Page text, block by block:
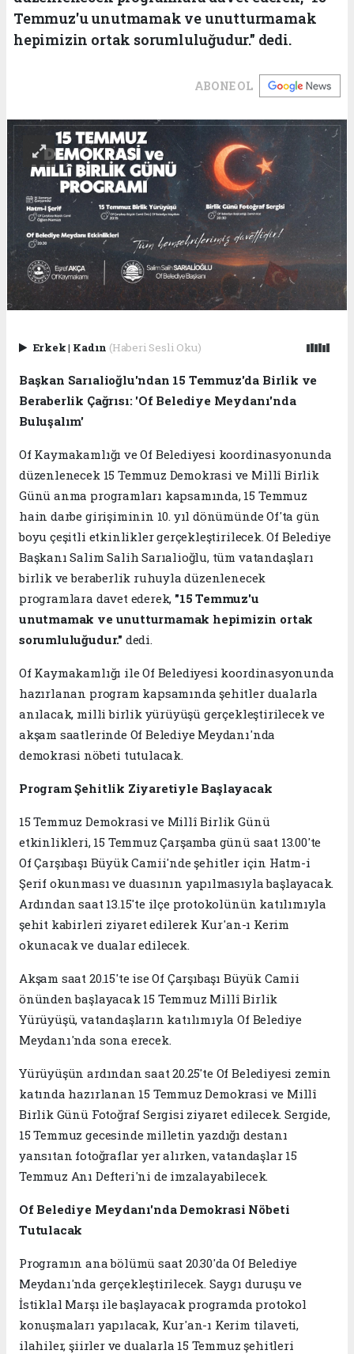
Temmuz'u unutmamak ve unutturmamak
hepimizin ortak sorumluluğudur." dedi.
ABONE OL
Erkek| Kadın (Haberi Sesli Oku)
Başkan Sarıalioğlu'ndan 15 Temmuz'da Birlik ve
Beraberlik Çağrısı: 'Of Belediye Meydanı'nda
Buluşalım'
Of Kaymakamlığı ve Of Belediyesi koordinasyonunda
düzenlenecek 15 Temmuz Demokrasi ve Millî Birlik
Günü anma programları kapsamında, 15 Temmuz
hain darbe girişiminin 10. yıl dönümünde Of'ta gün
boyu çeşitli etkinlikler gerçekleştirilecek. Of Belediye
Başkanı Salim Salih Sarıalioğlu, tüm vatandaşları
birlik ve beraberlik ruhuyla düzenlenecek
programlara davet ederek, "15 Temmuz'u
unutmamak ve unutturmamak hepimizin ortak
sorumluluğudur." dedi.
Of Kaymakamlığı ile Of Belediyesi koordinasyonunda
hazırlanan program kapsamında şehitler dualarla
anılacak, milli birlik yürüyüşü gerçekleştirilecek ve
akşam saatlerinde Of Belediye Meydanı'nda
demokrasi nöbeti tutulacak.
Program Şehitlik Ziyaretiyle Başlayacak
15 Temmuz Demokrasi ve Millî Birlik Günü
etkinlikleri, 15 Temmuz Çarşamba günü saat 13.00'te
Of Çarşıbaşı Büyük Camii'nde şehitler için Hatm-i
Şerif okunması ve duasının yapılmasıyla başlayacak.
Ardından saat 13.15'te ilçe protokolünün katılımıyla
şehit kabirleri ziyaret edilerek Kur'an-ı Kerim
okunacak ve dualar edilecek.
Akşam saat 20.15'te ise Of Çarşıbaşı Büyük Camii
önünden başlayacak 15 Temmuz Millî Birlik
Yürüyüşü, vatandaşların katılımıyla Of Belediye
Meydanı'nda sona erecek.
Yürüyüşün ardından saat 20.25'te Of Belediyesi zemin
katında hazırlanan 15 Temmuz Demokrasi ve Millî
Birlik Günü Fotoğraf Sergisi ziyaret edilecek. Sergide,
15 Temmuz gecesinde milletin yazdığı destanı
yansıtan fotoğraflar yer alırken, vatandaşlar 15
Temmuz Anı Defteri'ni de imzalayabilecek.
Of Belediye Meydanı'nda Demokrasi Nöbeti
Tutulacak
Programın ana bölümü saat 20.30'da Of Belediye
Meydanı'nda gerçekleştirilecek. Saygı duruşu ve
İstiklal Marşı ile başlayacak programda protokol
konuşmaları yapılacak, Kur'an-ı Kerim tilaveti,
ilahiler, şiirler ve dualarla 15 Temmuz şehitleri